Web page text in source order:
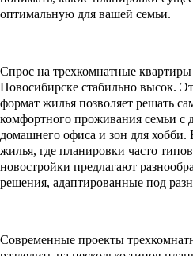
оптимальную для вашей семьи.
Спрос на трехкомнатные
Новосибирске стабильно высок.
формат жилья позволяет решать
комфортного проживания семьи с
домашнего офиса и зон для хобби.
жилья, где планировки часто
новостройки предлагают
решения, адаптированные под
Современные проекты